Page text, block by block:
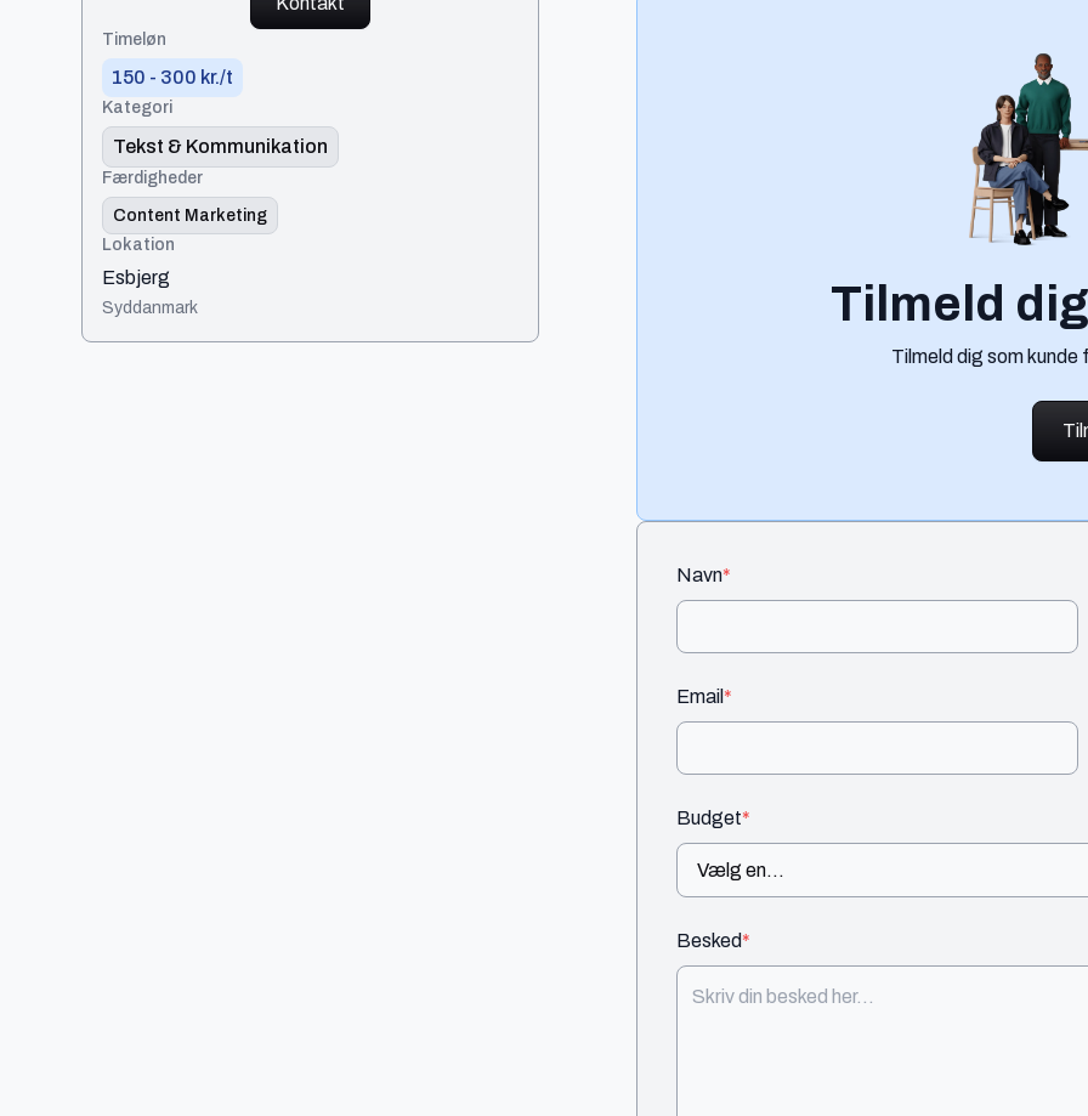
Timeløn
150 - 300 kr./t
Kategori
Tekst & Kommunikation
Færdigheder
Content Marketing
Lokation
Esbjerg
Syddanmark Tilmeld
Tilmeld dig som
Navn*
Email*
Budget*
Besked*